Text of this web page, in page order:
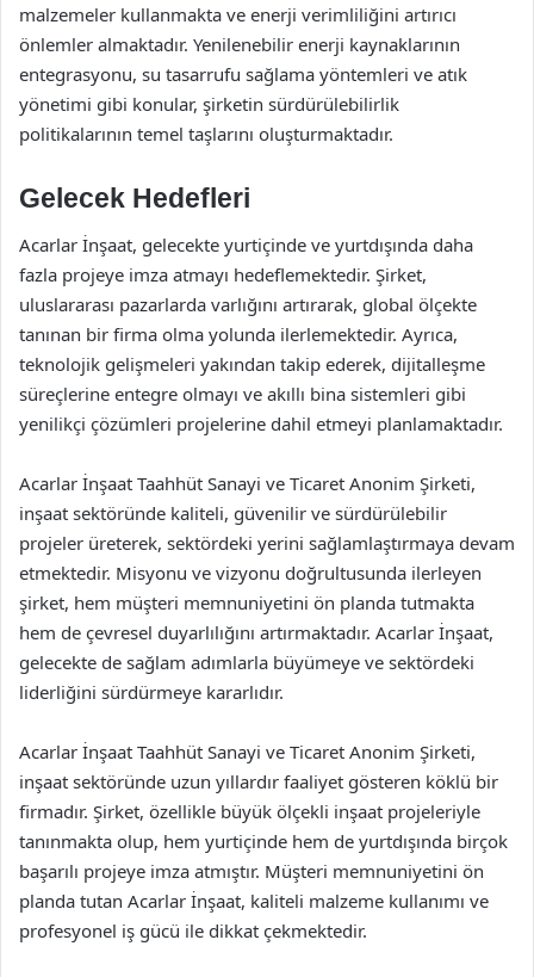
malzemeler kullanmakta ve enerji verimliliğini artırıcı
önlemler almaktadır. Yenilenebilir enerji kaynaklarının
entegrasyonu, su tasarrufu sağlama yöntemleri ve atık
yönetimi gibi konular, şirketin sürdürülebilirlik
politikalarının temel taşlarını oluşturmaktadır.
Gelecek Hedefleri
Acarlar İnşaat, gelecekte yurtiçinde ve yurtdışında daha
fazla projeye imza atmayı hedeflemektedir. Şirket,
uluslararası pazarlarda varlığını artırarak, global ölçekte
tanınan bir firma olma yolunda ilerlemektedir. Ayrıca,
teknolojik gelişmeleri yakından takip ederek, dijitalleşme
süreçlerine entegre olmayı ve akıllı bina sistemleri gibi
yenilikçi çözümleri projelerine dahil etmeyi planlamaktadır.
Acarlar İnşaat Taahhüt Sanayi ve Ticaret Anonim Şirketi,
inşaat sektöründe kaliteli, güvenilir ve sürdürülebilir
projeler üreterek, sektördeki yerini sağlamlaştırmaya devam
etmektedir. Misyonu ve vizyonu doğrultusunda ilerleyen
şirket, hem müşteri memnuniyetini ön planda tutmakta
hem de çevresel duyarlılığını artırmaktadır. Acarlar İnşaat,
gelecekte de sağlam adımlarla büyümeye ve sektördeki
liderliğini sürdürmeye kararlıdır.
Acarlar İnşaat Taahhüt Sanayi ve Ticaret Anonim Şirketi,
inşaat sektöründe uzun yıllardır faaliyet gösteren köklü bir
firmadır. Şirket, özellikle büyük ölçekli inşaat projeleriyle
tanınmakta olup, hem yurtiçinde hem de yurtdışında birçok
başarılı projeye imza atmıştır. Müşteri memnuniyetini ön
planda tutan Acarlar İnşaat, kaliteli malzeme kullanımı ve
profesyonel iş gücü ile dikkat çekmektedir.